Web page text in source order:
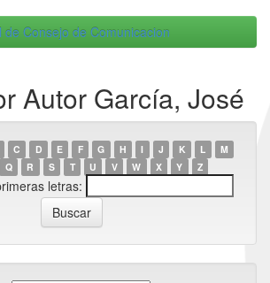
de Consejo de Comunicacion
Autor García, José
C D E F G H I J K L
M
Q R S T U V W X Y Z
letras: